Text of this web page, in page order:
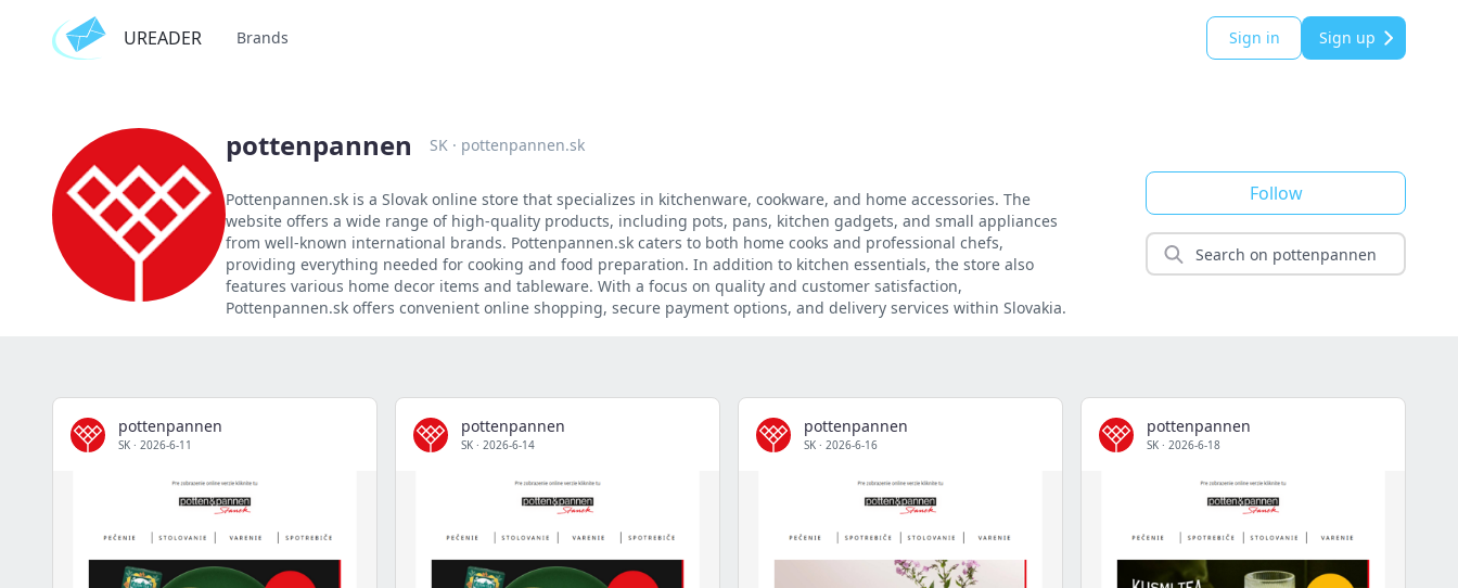
UREADER Brands Sign in Sign up
pottenpannen SK · pottenpannen.sk
Pottenpannen.sk is a Slovak online store that specializes in kitchenware, cookware, and home accessories. The
website offers a wide range of high-quality products, including pots, pans, kitchen gadgets, and small appliances
from well-known international brands. Pottenpannen.sk caters to both home cooks and professional chefs,
providing everything needed for cooking and food preparation. In addition to kitchen essentials, the store also
features various home decor items and tableware. With a focus on quality and customer satisfaction,
Pottenpannen.sk offers convenient online shopping, secure payment options, and delivery services within Slovakia.
Follow
pottenpannen
SK · 2026-6-11
pottenpannen
SK · 2026-6-14
pottenpannen
SK · 2026-6-16
pottenpannen
SK · 2026-6-18